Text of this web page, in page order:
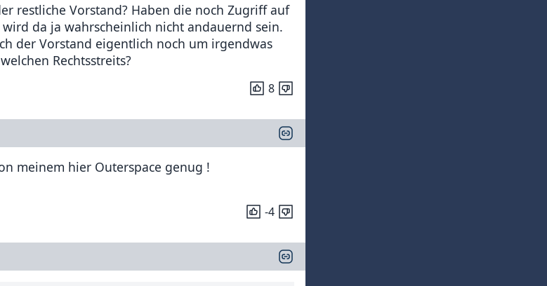
restliche Vorstand? Haben die noch Zugriff auf
da ja wahrscheinlich nicht andauernd sein.
der Vorstand eigentlich noch um irgendwas
Rechtsstreits?
8
meinem hier Outerspace genug !
-4